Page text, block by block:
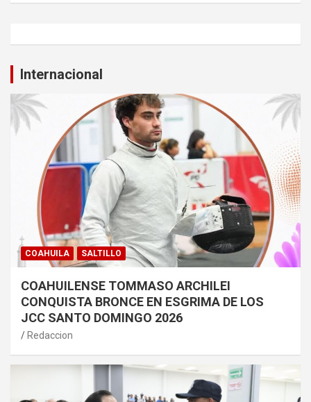
Internacional
COAHUILA SALTILLO
COAHUILENSE TOMMASO ARCHILEI
CONQUISTA BRONCE EN ESGRIMA DE LOS
JCC SANTO DOMINGO 2026
Redaccion